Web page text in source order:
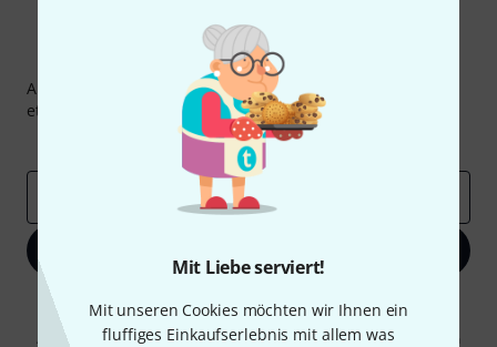
Mit Liebe serviert!
Mit unseren Cookies möchten wir Ihnen ein
fluffiges Einkaufserlebnis mit allem was
Thomann Newsletter
Abonniere den Thomann Newsletter und gewinne mit
etwas Glück einen von
50 Gutscheinenüber jeweils
Inspirierende Beiträge
Deals
Mit Klick auf „Jetzt anmelden“ stimmen Sie dem Erhalt von E-Mail-
Werbung und einer Messung des E-Mail-Nutzungsverhaltens zu. Die
Abmeldung ist jederzeit möglich. Weitere Informationen finden Sie in